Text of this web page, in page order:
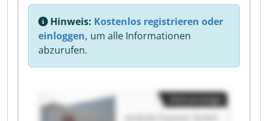
Hinweis: Kostenlos registrieren oder
einloggen, um alle Informationen
abzurufen.